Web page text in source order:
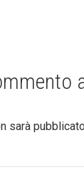
sarà